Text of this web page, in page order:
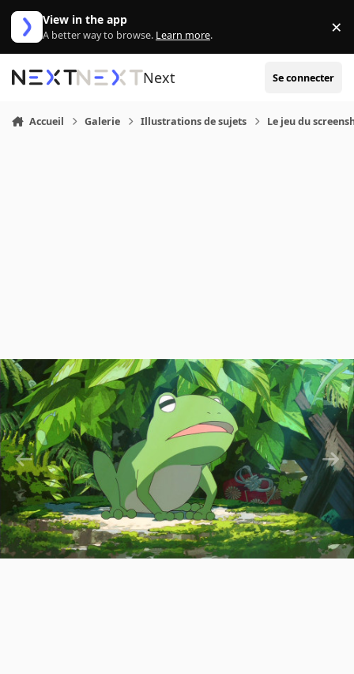
Aller au contenu
View in the app
A better way to browse. Learn more. ×
Next Se connecter
Accueil Galerie Illustrations de sujets Le jeu du